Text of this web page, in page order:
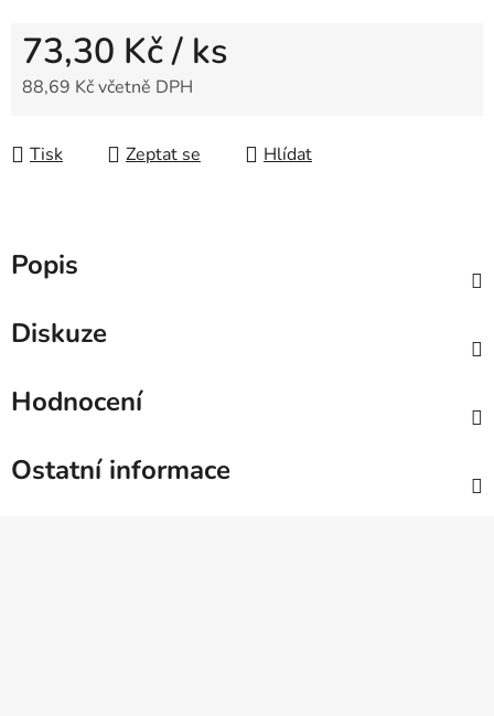
73,30 Kč/ ks
88,69 Kč včetně DPH
Tisk
Zeptat se Hlídat
Popis
Diskuze
Hodnocení
Ostatní informace